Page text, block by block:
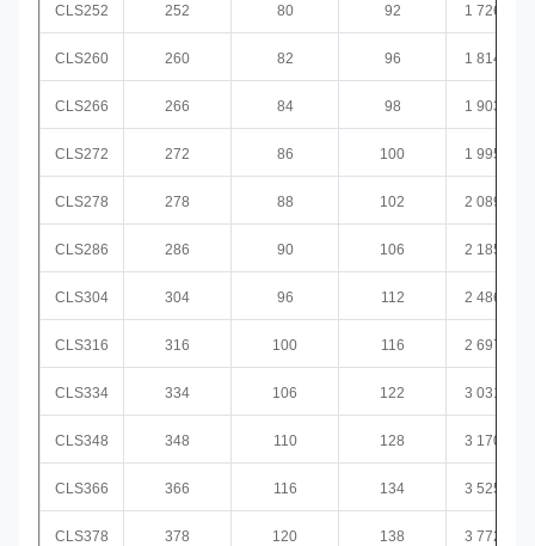
CLS252 252 80 92 1 726,6
CLS260 260 82 96 1 814,0
CLS266 266 84 98 1 903,6
CLS272 272 86 100 1 995,3
CLS278 278 88 102 2 089,2
CLS286 286 90 106 2 185,2
CLS304 304 96 112 2 486,3
CLS316 316 100 116 2 697,8
CLS334 334 106 122 3 031,3
CLS348 348 110 128 3 170,0
CLS366 366 116 134 3 525,3
CLS378 378 120 138 3 772,6